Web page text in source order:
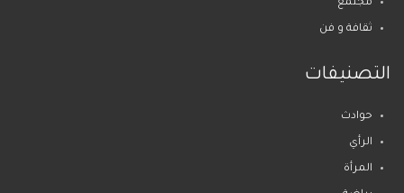
مجتمع
ثقافة و فن
التصنيفات
حوادث
الرأي
المرأة